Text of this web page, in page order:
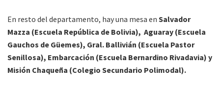
En resto del departamento, hay una mesa en Salvador
Mazza (Escuela República de Bolivia), Aguaray (Escuela
Gauchos de Güemes), Gral. Ballivián (Escuela Pastor
Senillosa), Embarcación (Escuela Bernardino Rivadavia) y
Misión Chaqueña (Colegio Secundario Polimodal).